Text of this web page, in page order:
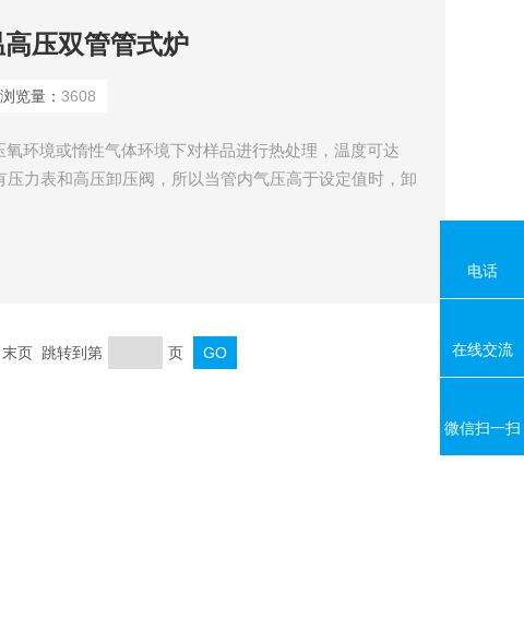
压双管管式炉
浏览量：3608
环境或惰性气体环境下对样品进行热处理，温度可达
力表和高压卸压阀，所以当管内气压高于设定值时，卸
物美价廉的实验工具。 主要和功能和特点： 1、加热元
温材料采用多晶
页 跳转到第 页
电话
在线交流
微信扫一扫